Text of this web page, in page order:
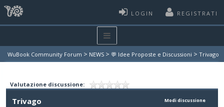
LOGIN REGISTRATI
WuBook Community Forum > NEWS > 💬 Idee Proposte e Discussioni > Trivago
Valutazione discussione:
Modi discussione
Trivago